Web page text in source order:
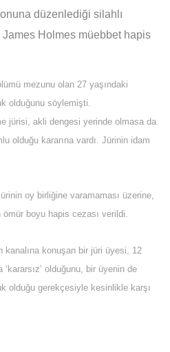
düzenlediği silahlı
James Holmes müebbet hapis
mezunu olan 27 yaşındaki
olduğunu söylemişti.
jürisi, akli dengesi yerinde olmasa da
olduğu kararına vardı. Jürinin idam
oy birliğine varamaması üzerine,
ömür boyu hapis cezası verildi.
konuşan bir jüri üyesi, 12
olduğunu, bir üyenin de
olduğu gerekçesiyle kesinlikle karşı